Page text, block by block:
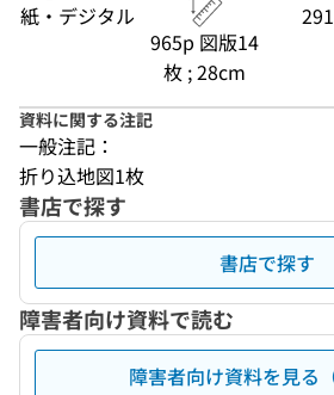
紙・デジタル
965p 図版14
枚 ; 28cm
資料に関する注記
一般注記：
折り込地図1枚
書店で探す
書店で探す
障害者向け資料で読む
障害者向け資料を見る